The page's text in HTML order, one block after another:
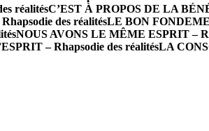
réalitésC’EST À PROPOS DE LA
des réalitésLE BON
NOUS AVONS LE MÊME ESPRIT –
– Rhapsodie des réalitésLA